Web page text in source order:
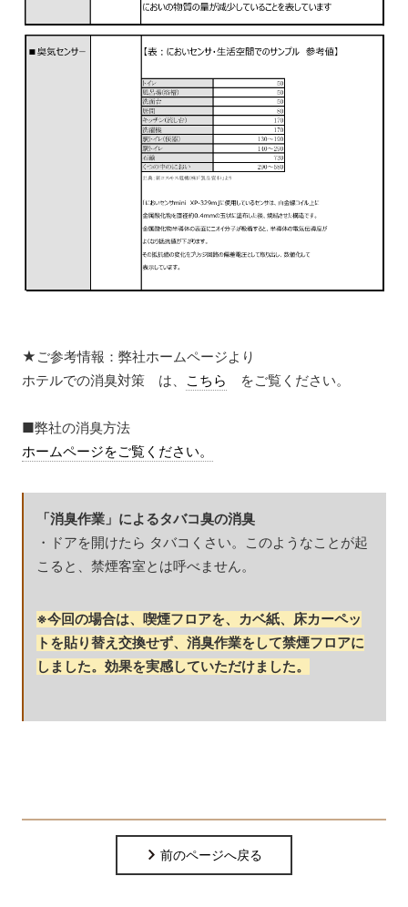
★ご参考情報：弊社ホームページより
ホテルでの消臭対策 は、
こちら をご覧ください。
■弊社の消臭方法
ホームページをご覧ください。
「消臭作業」 によるタバコ臭の消臭
・ドアを開けたら タバコくさい。このようなことが起
こると、禁煙客室とは呼べません。
※今回の場合は、喫煙フロアを、カベ紙、床カーペッ
トを貼り替え交換せず、消臭作業をして禁煙フロアに
しました。効果を実感していただけました。
前のページへ戻る